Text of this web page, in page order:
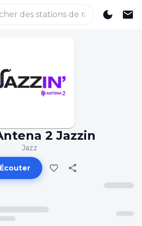
2 Jazzin
Jazz
Écouter